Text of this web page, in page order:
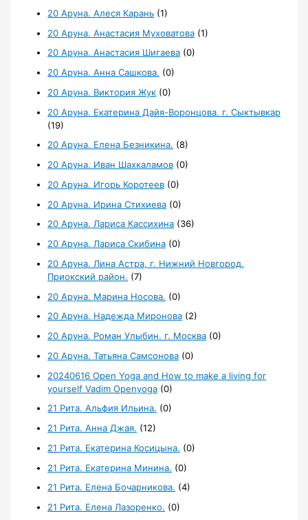
20 Аруна. Алеся Карань (1)
20 Аруна. Анастасия Муховатова (1)
20 Аруна. Анастасия Шигаева (0)
20 Аруна. Анна Сашкова. (0)
20 Аруна. Виктория Жук (0)
20 Аруна. Екатерина Дайя-Воронцова. г. Сыктывкар
(19)
20 Аруна. Елена Безникина. (8)
20 Аруна. Иван Шахкаламов (0)
20 Аруна. Игорь Коротеев (0)
20 Аруна. Ирина Стихиева (0)
20 Аруна. Лариса Кассихина (36)
20 Аруна. Лариса Скибина (0)
20 Аруна. Лина Астра, г. Нижний Новгород,
Приокский район. (7)
20 Аруна. Марина Носова. (0)
20 Аруна. Надежда Миронова (2)
20 Аруна. Роман Улыбин. г. Москва (0)
20 Аруна. Татьяна Самсонова (0)
20240616 Open Yoga and How to make a living for
yourself Vadim Openyoga (0)
21 Рита. Альфия Ильина. (0)
21 Рита. Анна Джая. (12)
21 Рита. Екатерина Косицына. (0)
21 Рита. Екатерина Минина. (0)
21 Рита. Елена Бочарникова. (4)
21 Рита. Елена Лазоренко. (0)